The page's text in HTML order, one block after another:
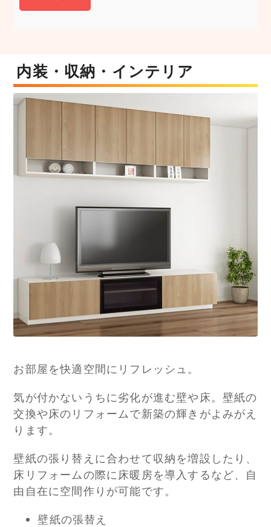
内装・収納・インテリア
お部屋を快適空間にリフレッシュ。
気が付かないうちに劣化が進む壁や床。壁紙の
交換や床のリフォームで新築の輝きがよみがえ
ります。
壁紙の張り替えに合わせて収納を増設したり、
床リフォームの際に床暖房を導入するなど、自
由自在に空間作りが可能です。
壁紙の張替え